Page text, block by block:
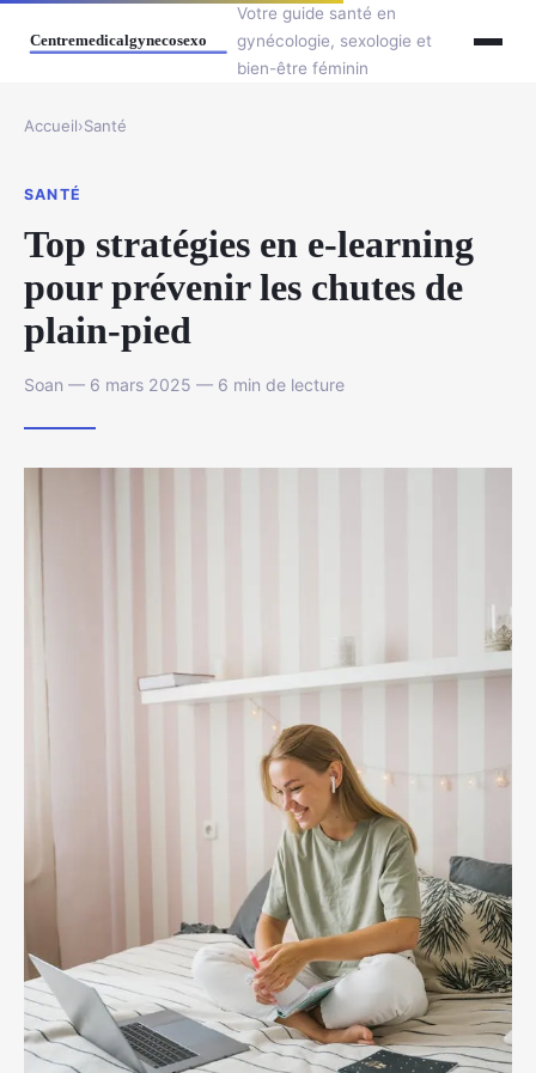
Votre guide santé en
gynécologie, sexologie et
bien-être féminin
Accueil›Santé
SANTÉ
Top stratégies en e-learning
pour prévenir les chutes de
plain-pied
Soan — 6 mars 2025 — 6 min de lecture